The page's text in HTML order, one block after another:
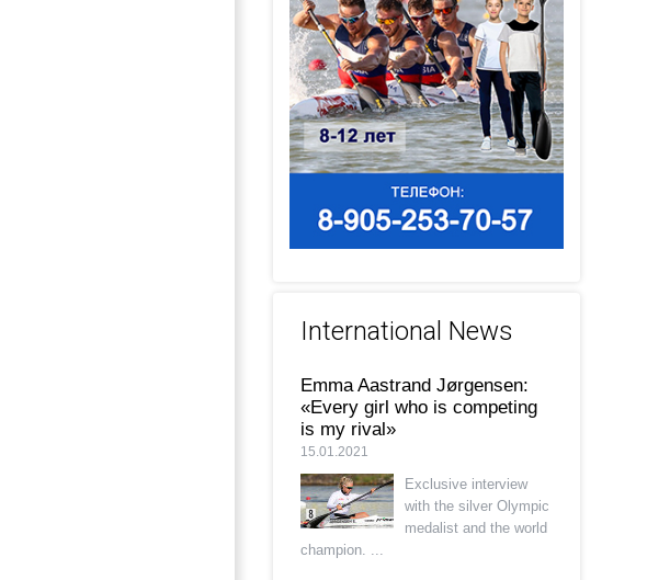
International News
Emma Aastrand Jørgensen:
«Every girl who is competing
is my rival»
15.01.2021
Exclusive interview
with the silver Olympic
medalist and the world
champion. ...